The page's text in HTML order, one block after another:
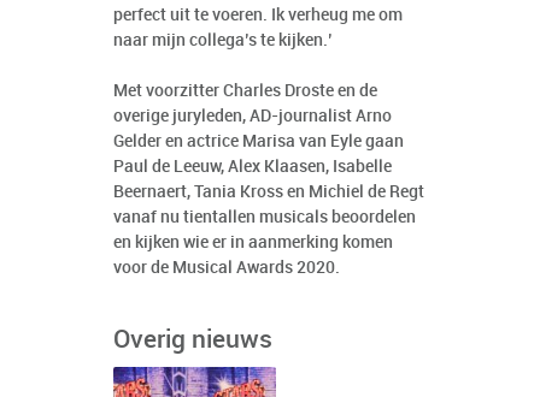
perfect uit te voeren. Ik verheug me om
naar mijn collega’s te kijken.’
Met voorzitter Charles Droste en de
overige juryleden, AD-journalist Arno
Gelder en actrice Marisa van Eyle gaan
Paul de Leeuw, Alex Klaasen, Isabelle
Beernaert, Tania Kross en Michiel de Regt
vanaf nu tientallen musicals beoordelen
en kijken wie er in aanmerking komen
voor de Musical Awards 2020.
Overig nieuws